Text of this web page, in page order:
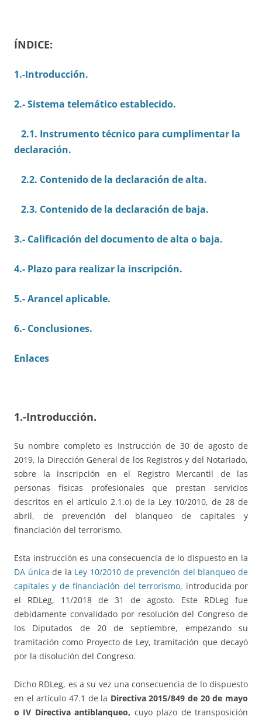
ÍNDICE:
1.-Introducción.
2.- Sistema telemático establecido.
2.1. Instrumento técnico para cumplimentar la
declaración.
2.2. Contenido de la declaración de alta.
2.3. Contenido de la declaración de baja.
3.- Calificación del documento de alta o baja.
4.- Plazo para realizar la inscripción.
5.- Arancel aplicable.
6.- Conclusiones.
Enlaces
1.-Introducción.
Su nombre completo es Instrucción de 30 de agosto de
2019, la Dirección General de los Registros y del Notariado,
sobre la inscripción en el Registro Mercantil de las
personas físicas profesionales que prestan servicios
descritos en el artículo 2.1.o) de la Ley 10/2010, de 28 de
abril, de prevención del blanqueo de capitales y
financiación del terrorismo.
Esta instrucción es una consecuencia de lo dispuesto en la
DA única de la Ley 10/2010 de prevención del blanqueo de
capitales y de financiación del terrorismo, introducida por
el RDLeg, 11/2018 de 31 de agosto. Este RDLeg fue
debidamente convalidado por resolución del Congreso de
los Diputados de 20 de septiembre, empezando su
tramitación como Proyecto de Ley, tramitación que decayó
por la disolución del Congreso.
Dicho RDLeg, es a su vez una consecuencia de lo dispuesto
en el artículo 47.1 de la Directiva 2015/849 de 20 de mayo
o IV Directiva antiblanqueo, cuyo plazo de transposición